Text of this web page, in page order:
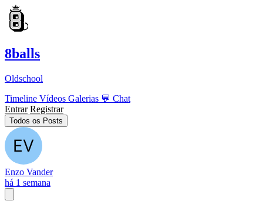
8balls
Oldschool
Timeline Vídeos Galerias 💬 Chat
Entrar Registrar
Todos os Posts
Enzo Vander
há 1 semana